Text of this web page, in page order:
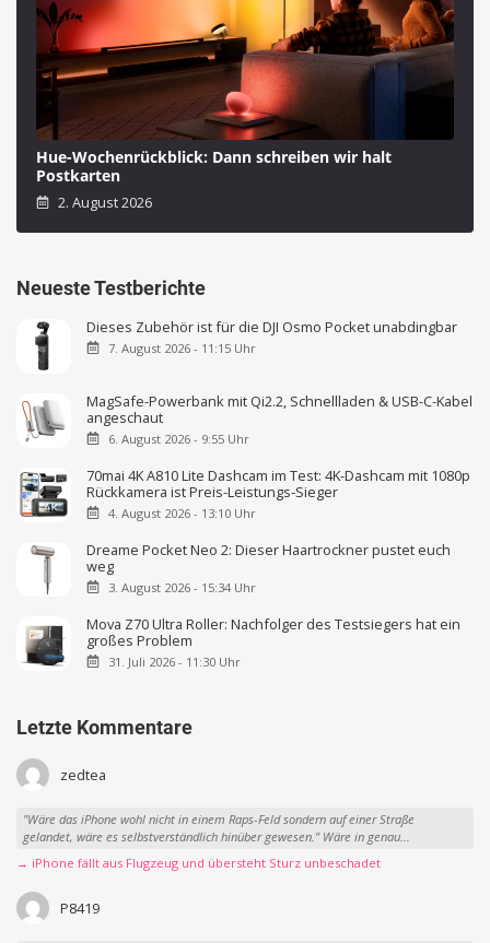
Hue-Wochenrückblick: Dann schreiben wir halt
Postkarten
2. August 2026
Neueste Testberichte
Dieses Zubehör ist für die DJI Osmo Pocket unabdingbar
7. August 2026 - 11:15 Uhr
MagSafe-Powerbank mit Qi2.2, Schnellladen & USB-C-Kabel
angeschaut
6. August 2026 - 9:55 Uhr
70mai 4K A810 Lite Dashcam im Test: 4K-Dashcam mit 1080p
Rückkamera ist Preis-Leistungs-Sieger
4. August 2026 - 13:10 Uhr
Dreame Pocket Neo 2: Dieser Haartrockner pustet euch
weg
3. August 2026 - 15:34 Uhr
Mova Z70 Ultra Roller: Nachfolger des Testsiegers hat ein
großes Problem
31. Juli 2026 - 11:30 Uhr
Letzte Kommentare
zedtea
"Wäre das iPhone wohl nicht in einem Raps-Feld sondern auf einer Straße
gelandet, wäre es selbstverständlich hinüber gewesen." Wäre in genau...
→ iPhone fällt aus Flugzeug und übersteht Sturz unbeschadet
P8419